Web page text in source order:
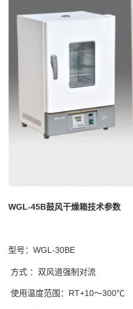
WGL-45B鼓风干燥箱技术参数
型号：WGL-30BE
方式 ：双风道强制对流
使用温度范围：RT+10～300℃